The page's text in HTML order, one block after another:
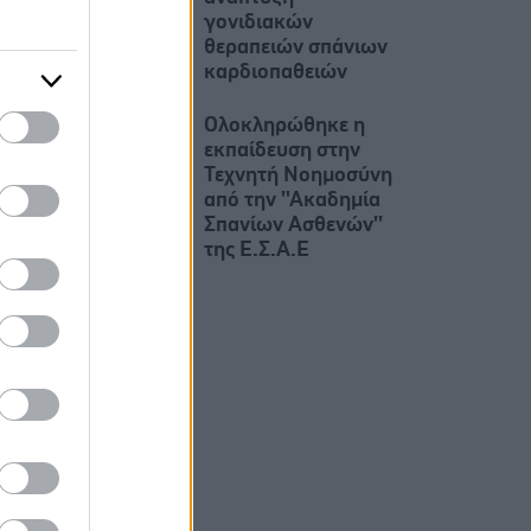
γονιδιακών
θεραπειών σπάνιων
καρδιοπαθειών
Ολοκληρώθηκε η
εκπαίδευση στην
Τεχνητή Νοημοσύνη
από την ''Ακαδημία
Σπανίων Ασθενών''
της Ε.Σ.Α.Ε